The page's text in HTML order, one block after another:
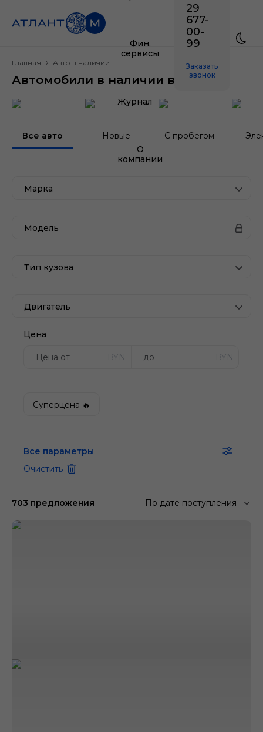
Фин.
сервисы
Журнал
О
компании
29
677-
00-
99
Заказать
звонок
Главная Авто в наличии
Автомобили в наличии в Минске
Все авто Новые С пробегом
Марка
Модель
Тип кузова
Двигатель
Цена
BYN BYN
Суперцена 🔥
Все параметры
Очистить
703 предложения По дате поступления